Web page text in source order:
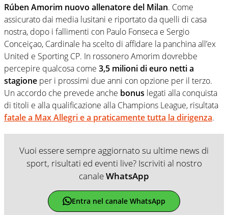
Rúben Amorim nuovo allenatore del Milan. Come
assicurato dai media lusitani e riportato da quelli di casa
nostra, dopo i fallimenti con Paulo Fonseca e Sergio
Conceiçao, Cardinale ha scelto di affidare la panchina all’ex
United e Sporting CP. In rossonero Amorim dovrebbe
percepire qualcosa come 3,5 milioni di euro netti a
stagione per i prossimi due anni con opzione per il terzo.
Un accordo che prevede anche bonus legati alla conquista
di titoli e alla qualificazione alla Champions League, risultata
fatale a Max Allegri e a praticamente tutta la dirigenza.
Vuoi essere sempre aggiornato su ultime news di
sport, risultati ed eventi live? Iscriviti al nostro
canaleWhatsApp
Entra nel canale WhatsApp